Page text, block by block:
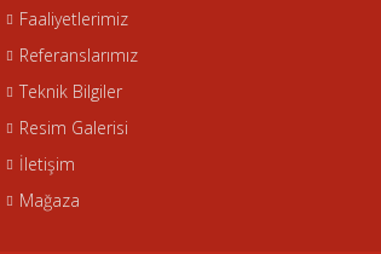
Faaliyetlerimiz
Referanslarımız
Teknik Bilgiler
Resim Galerisi
İletişim
Mağaza